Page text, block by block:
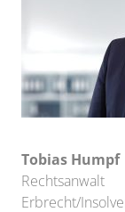
Tobias Humpf
Rechtsanwalt
Erbrecht/